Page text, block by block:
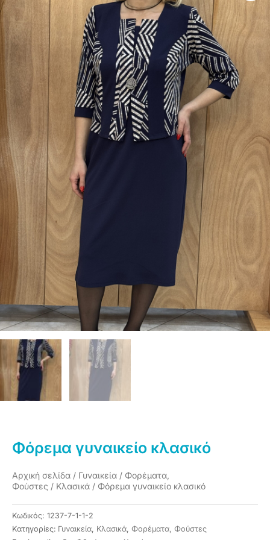
Φόρεμα γυναικείο κλασικό
Αρχική σελίδα / Γυναικεία / Φορέματα,
Φούστες / Κλασικά / Φόρεμα γυναικείο κλασικό
Κωδικός: 1237-7-1-1-2
Κατηγορίες: Γυναικεία Κλασικά Φορέματα, Φούστες